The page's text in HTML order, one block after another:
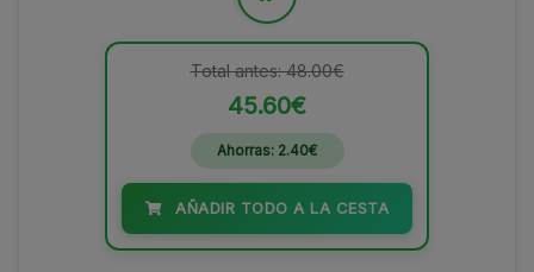
Total antes: 48.00€
45.60€
Ahorras: 2.40€
AÑADIR TODO A LA CESTA